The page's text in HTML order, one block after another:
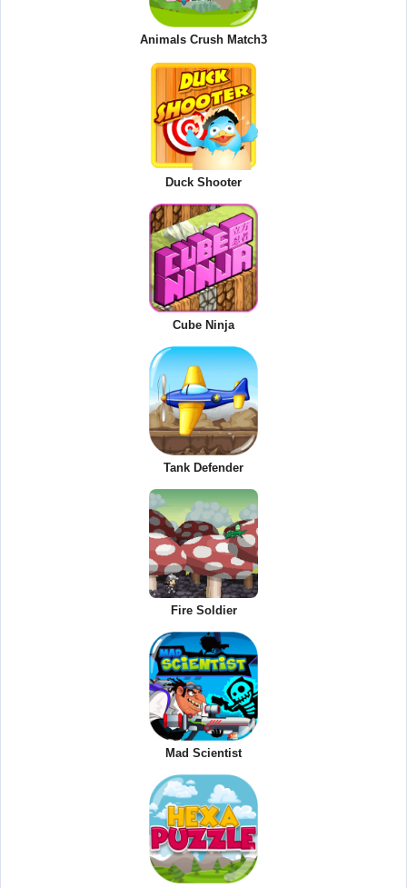
Animals Crush Match3
Duck Shooter
Cube Ninja
Tank Defender
Fire Soldier
Mad Scientist